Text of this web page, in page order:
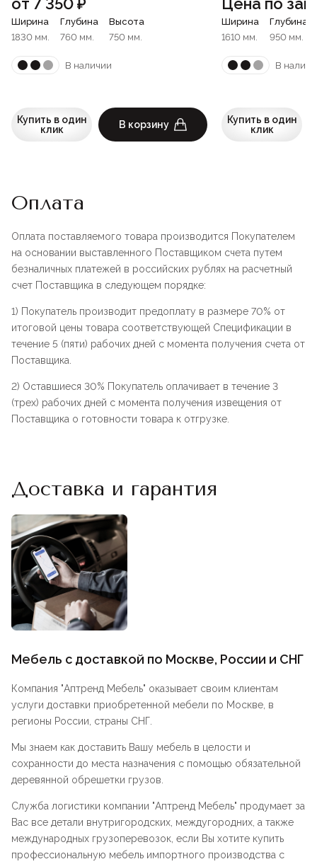
от 7 350₽
Ширина
1830 мм.
Глубина
760 мм.
Высота
750 мм.
В наличии
Купить в один
клик
В корзину
Цена по
Ширина
1610 мм.
Глубина
950 мм.
В
Купить в один
клик
Оплата
Оплата поставляемого товара производится Покупателем
на основании выставленного Поставщиком счета путем
безналичных платежей в российских рублях на расчетный
счет Поставщика в следующем порядке:
1) Покупатель производит предоплату в размере 70% от
итоговой цены товара соответствующей Спецификации в
течение 5 (пяти) рабочих дней с момента получения счета от
Поставщика.
2) Оставшиеся 30% Покупатель оплачивает в течение 3
(трех) рабочих дней с момента получения извещения от
Поставщика о готовности товара к отгрузке.
Доставка и гарантия
Мебель с доставкой по Москве, России и СНГ
Компания "Аптренд Мебель" оказывает своим клиентам
услуги доставки приобретенной мебели по Москве, в
регионы России, страны СНГ.
Мы знаем как доставить Вашу мебель в целости и
сохранности до места назначения с помощью обязательной
деревянной обрешетки грузов.
Служба логистики компании "Аптренд Мебель" продумает за
Вас все детали внутригородских, междугородних, а также
международных грузоперевозок, если Вы хотите купить
профессиональную мебель импортного производства с